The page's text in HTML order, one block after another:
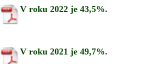
V roku 2022 je 43,5%.
V roku 2021 je 49,7%.